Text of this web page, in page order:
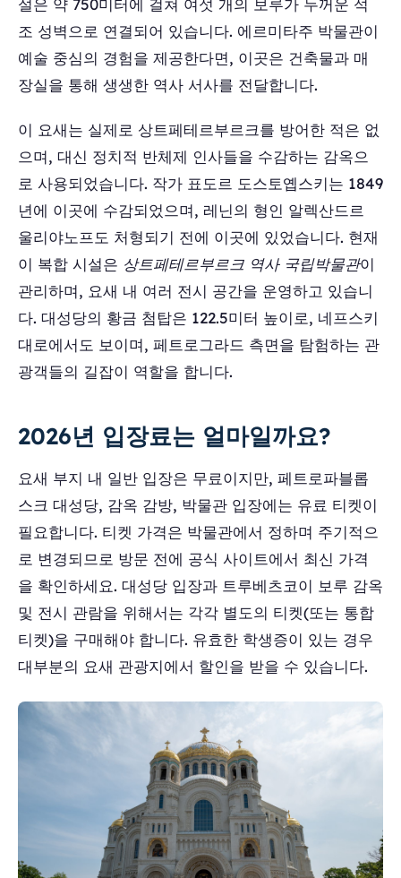
설은 약 750미터에 걸쳐 여섯 개의 보루가 두꺼운 석
조 성벽으로 연결되어 있습니다. 에르미타주 박물관이
예술 중심의 경험을 제공한다면, 이곳은 건축물과 매
장실을 통해 생생한 역사 서사를 전달합니다.
이 요새는 실제로 상트페테르부르크를 방어한 적은 없
으며, 대신 정치적 반체제 인사들을 수감하는 감옥으
로 사용되었습니다. 작가 표도르 도스토옙스키는 1849
년에 이곳에 수감되었으며, 레닌의 형인 알렉산드르
울리야노프도 처형되기 전에 이곳에 있었습니다. 현재
이 복합 시설은 상트페테르부르크 역사 국립박물관이
관리하며, 요새 내 여러 전시 공간을 운영하고 있습니
다. 대성당의 황금 첨탑은 122.5미터 높이로, 네프스키
대로에서도 보이며, 페트로그라드 측면을 탐험하는 관
광객들의 길잡이 역할을 합니다.
2026년 입장료는 얼마일까요?
요새 부지 내 일반 입장은 무료이지만, 페트로파블롭
스크 대성당, 감옥 감방, 박물관 입장에는 유료 티켓이
필요합니다. 티켓 가격은 박물관에서 정하며 주기적으
로 변경되므로 방문 전에 공식 사이트에서 최신 가격
을 확인하세요. 대성당 입장과 트루베츠코이 보루 감옥
및 전시 관람을 위해서는 각각 별도의 티켓(또는 통합
티켓)을 구매해야 합니다. 유효한 학생증이 있는 경우
대부분의 요새 관광지에서 할인을 받을 수 있습니다.